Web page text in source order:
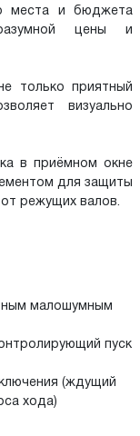
места и бюджета
цены и
только приятный
визуально
в приёмном окне
для защиты
от режущих валов.
малошумным
пуск
(ждущий
хода)